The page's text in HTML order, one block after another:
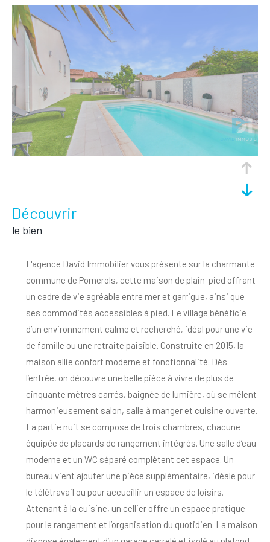
découvrir
le bien
L'agence David Immobilier vous présente sur la charmante
commune de Pomerols, cette maison de plain-pied offrant
un cadre de vie agréable entre mer et garrigue, ainsi que
ses commodités accessibles à pied. Le village bénéficie
d’un environnement calme et recherché, idéal pour une vie
de famille ou une retraite paisible. Construite en 2015, la
maison allie confort moderne et fonctionnalité. Dès
l’entrée, on découvre une belle pièce à vivre de plus de
cinquante mètres carrés, baignée de lumière, où se mêlent
harmonieusement salon, salle à manger et cuisine ouverte.
La partie nuit se compose de trois chambres, chacune
équipée de placards de rangement intégrés. Une salle d’eau
moderne et un WC séparé complètent cet espace. Un
bureau vient ajouter une pièce supplémentaire, idéale pour
le télétravail ou pour accueillir un espace de loisirs.
Attenant à la cuisine, un cellier offre un espace pratique
pour le rangement et l’organisation du quotidien. La maison